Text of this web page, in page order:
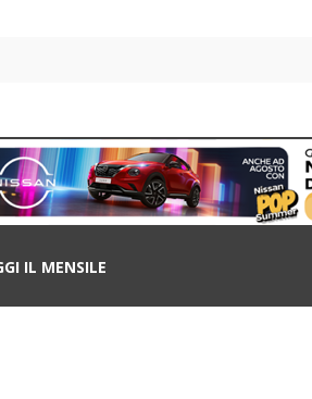
IL MENSILE